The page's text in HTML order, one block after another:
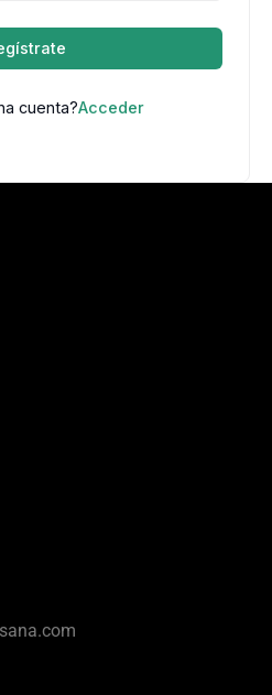
cuenta?Acceder